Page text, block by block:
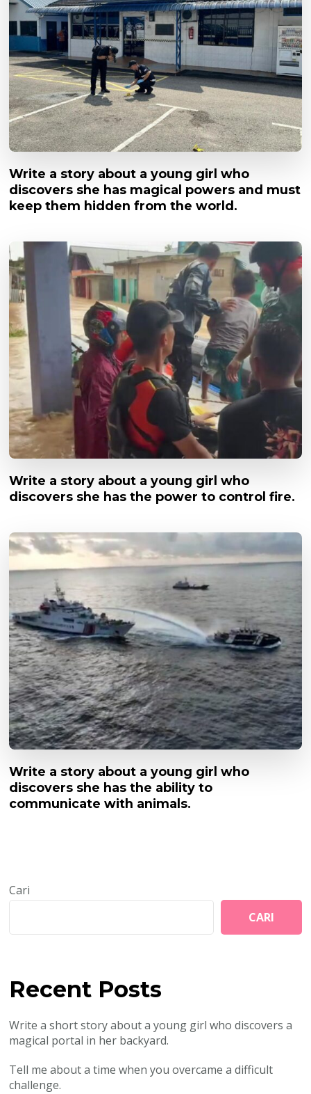
Write a story about a young girl who
discovers she has magical powers and must
keep them hidden from the world.
Write a story about a young girl who
discovers she has the power to control fire.
Write a story about a young girl who
discovers she has the ability to
communicate with animals.
Cari
CARI
Recent Posts
Write a short story about a young girl who discovers a
magical portal in her backyard.
Tell me about a time when you overcame a difficult
challenge.